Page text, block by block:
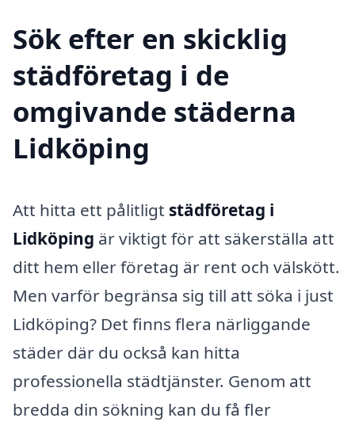
Sök efter en skicklig
städföretag i de
omgivande städerna
Lidköping
Att hitta ett pålitligt städföretag i
Lidköping är viktigt för att säkerställa att
ditt hem eller företag är rent och välskött.
Men varför begränsa sig till att söka i just
Lidköping? Det finns flera närliggande
städer där du också kan hitta
professionella städtjänster. Genom att
bredda din sökning kan du få fler